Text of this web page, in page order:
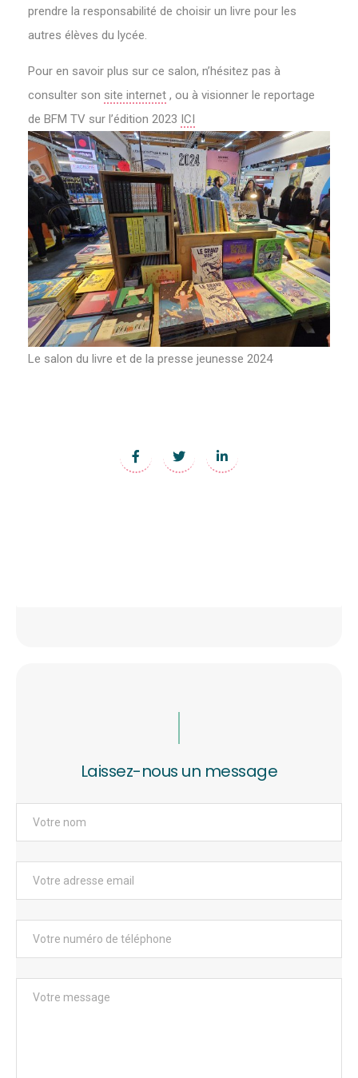
prendre la responsabilité de choisir un livre pour les
autres élèves du lycée.
Pour en savoir plus sur ce salon, n’hésitez pas à
consulter son site internet , ou à visionner le reportage
de BFM TV sur l’édition 2023 ICI
Le salon du livre et de la presse jeunesse 2024
Laissez-nous un message